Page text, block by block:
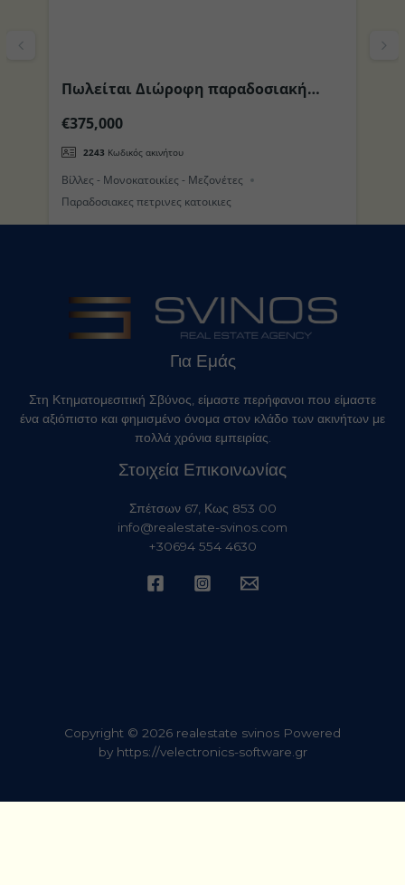
Πωλείται Διώροφη παραδοσιακή
(Τρούλος) στο Νησί της Νισύρου
€375,000
2243 Κωδικός ακινήτου
Βίλλες - Μονοκατοικίες - Μεζονέτες
Παραδοσιακες πετρινες κατοικιες
Για Εμάς
Στη Κτηματομεσιτική Σβύνος, είμαστε περήφανοι που είμαστε
ένα αξιόπιστο και φημισμένο όνομα στον κλάδο των ακινήτων με
πολλά χρόνια εμπειρίας.
Στοιχεία Επικοινωνίας
Σπέτσων 67, Κως 853 00
info@realestate-svinos.com
+30694 554 4630
Copyright © 2026 realestate svinos Powered
by https://velectronics-software.gr